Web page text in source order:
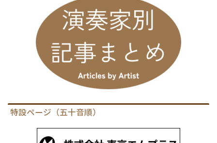
特設ページ（五十音順）